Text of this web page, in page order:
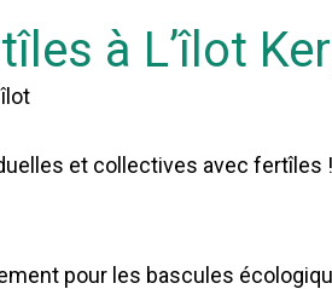
à L’îlot
et collectives avec fertîles !
pour les bascules